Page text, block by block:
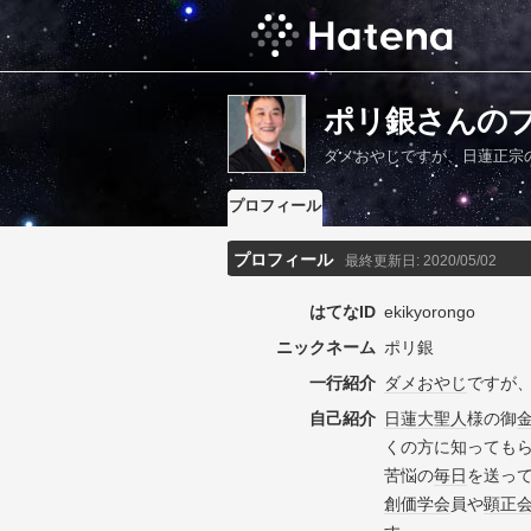
ポリ銀さんの
ダメおやじですが、日蓮正
プロフィール
プロフィール 最終更新日: 2020/05/02
はてなID ekikyorongo
ニックネーム ポリ銀
一行紹介 ダメおやじですが、
自己紹介 日蓮大聖人様の御
くの方に知っても
苦悩の毎日を送っ
創価学会員や顕正会